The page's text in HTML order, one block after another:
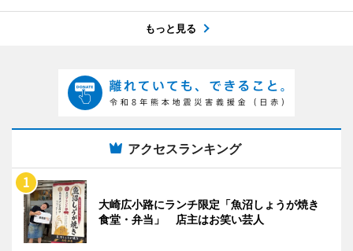
もっと見る
アクセスランキング
大崎広小路にランチ限定「魚沼しょうが焼き
食堂・弁当」 店主はお笑い芸人